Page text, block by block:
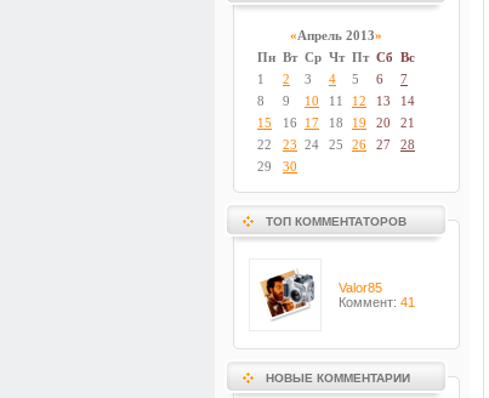
«Апрель 2013»
Пн Вт Ср Чт Пт Сб Вс
1
2 3 4 5 6
7
8
9 10 11 12 13
14
15
16 17 18 19 20
21
22
23 24 25 26 27
28
29
30
ТОП КОММЕНТАТОРОВ
Valor85
Коммент: 41
НОВЫЕ КОММЕНТАРИИ